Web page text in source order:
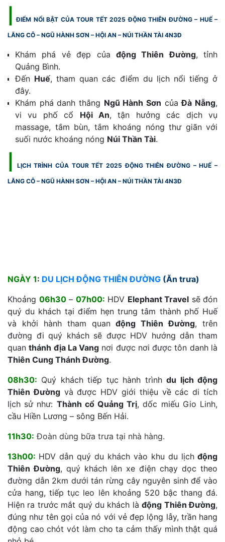
ĐIỂM NỔI BẬT CỦA TOUR TẾT 2025 ĐỘNG THIÊN ĐƯỜNG – HUẾ –
LĂNG CÔ – NGŨ HÀNH SƠN – HỘI AN – NÚI THẦN TÀI 4N3Đ
Khám phá vẻ đẹp của động Thiên Đường, tỉnh
Quảng Bình.
Đến Huế, tham quan các điểm du lịch nổi tiếng ở
đây.
Khám phá danh thắng Ngũ Hành Sơn củaĐà Nẵng,
vi vu phố cổ Hội An, tận hưởng các dịch vụ
massage, tắm bùn, tắm khoáng nóng thư giãn với
suối nước khoáng nóng Núi Thần Tài.
LỊCH TRÌNH CỦA TOUR TẾT 2025 ĐỘNG THIÊN ĐƯỜNG – HUẾ –
LĂNG CÔ – NGŨ HÀNH SƠN – HỘI AN – NÚI THẦN TÀI 4N3Đ
NGÀY 1: DU LỊCH ĐỘNG THIÊN ĐƯỜNG (Ăn trưa)
Khoảng 06h30 – 07h00: HDV Elephant Travel sẽ đón
quý du khách tại điểm hẹn trung tâm thành phố Huế
và khởi hành tham quanđộng Thiên Đường, trên
đường đi quý khách sẽ được HDV hướng dẫn tham
quanthánh địa La Vang nơi được nơi được tôn danh là
Thiên Cung Thánh Đường.
08h30: Quý khách tiếp tục hành trìnhdu lịch động
Thiên Đườngvà được HDV giới thiệu về các di tích
lịch sử như: Thành cổ Quảng Trị, dốc miếu Gio Linh,
cầu Hiền Lương – sông Bến Hải.
11h30: Đoàn dùng bữa trưa tại nhà hàng.
13h00: HDV dẫn quý du khách vào khu du lịch động
Thiên Đường, quý khách lên xe điện chạy dọc theo
đường dẫn 2km dưới tán rừng cây nguyên sinh để vào
cửa hang, tiếp tục leo lên khoảng 520 bậc thang đá.
Hiện ra trước mắt quý du khách làđộng Thiên Đường,
đúng như tên gọi của nó với vẻ đẹp lộng lẫy, trần hang
động cao chót vót làm cho ta cảm thấy mình thật quá